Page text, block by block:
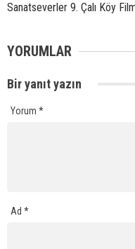
Sanatseverler 9. Çalı Köy
YORUMLAR
Bir yanıt yazın
Yorum *
Ad *